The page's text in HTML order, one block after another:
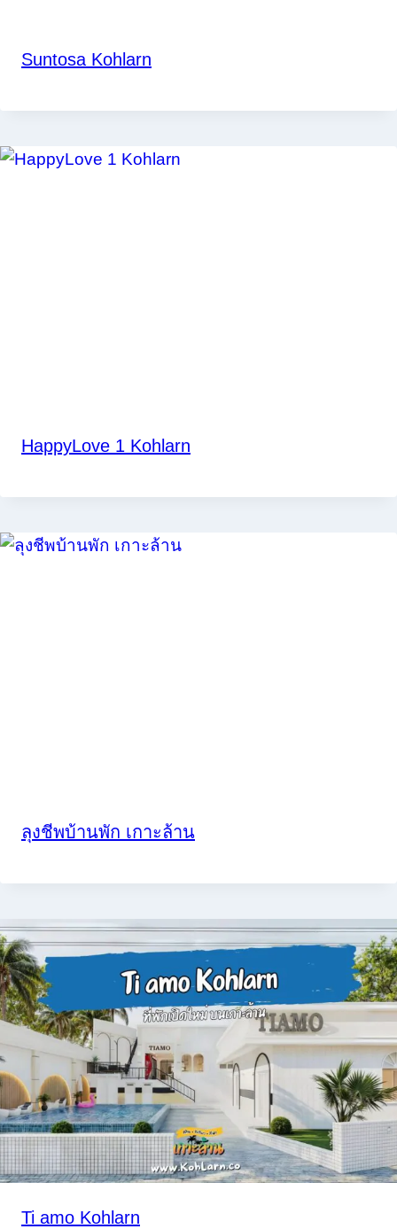
Suntosa Kohlarn
HappyLove 1 Kohlarn
ลุงชีพบ้านพัก เกาะล้าน
Ti amo Kohlarn